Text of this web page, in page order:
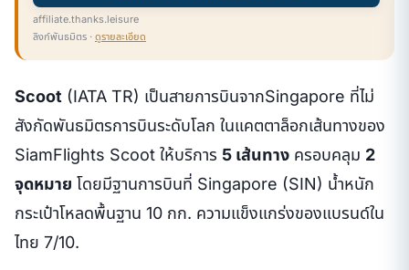
affiliate.thanks.leisure
ลิงก์พันธมิตร · ดูรายละเอียด
Scoot (IATA TR) เป็นสายการบินจากSingapore ที่ไม่
สังกัดพันธมิตรการบินระดับโลก ในแคตตาล็อกเส้นทางของ
SiamFlights Scoot ให้บริการ 5 เส้นทาง ครอบคลุม 2
จุดหมาย โดยมีฐานการบินที่ Singapore (SIN) น้ำหนัก
กระเป๋าโหลดพื้นฐาน 10 กก. ความแข็งแกร่งของแบรนด์ใน
ไทย 7/10.